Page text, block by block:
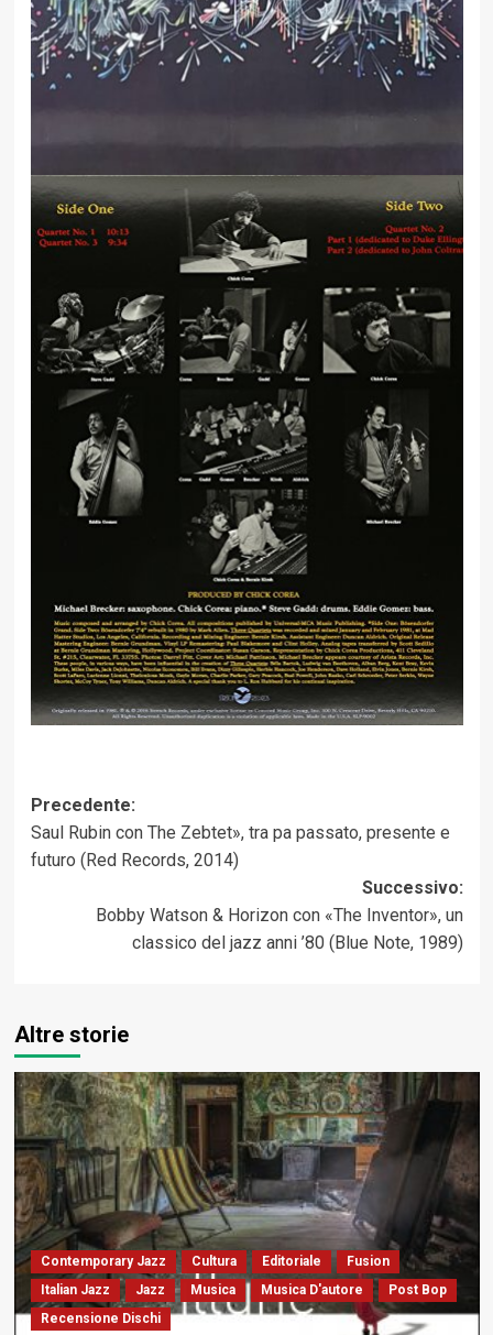
Navigazione
articolo
Precedente:
Saul Rubin con The Zebtet», tra pa passato, presente e
futuro (Red Records, 2014)
Successivo:
Bobby Watson & Horizon con «The Inventor», un
classico del jazz anni ’80 (Blue Note, 1989)
Altre storie
Contemporary Jazz Cultura Editoriale
Fusion
Italian Jazz
Jazz Musica Musica D'autore
Post Bop
Recensione Dischi